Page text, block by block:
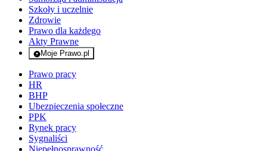
Szkoły i uczelnie
Zdrowie
Prawo dla każdego
Akty Prawne
Moje Prawo.pl
- rejestracja i logowanie do serwisu
Prawo pracy
HR
BHP
Ubezpieczenia społeczne
PPK
Rynek pracy
Sygnaliści